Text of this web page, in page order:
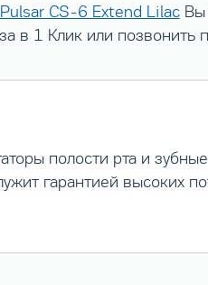
CS-6 Extend LilacВы
в 1 Клик или
полости рта и
гарантией высоких